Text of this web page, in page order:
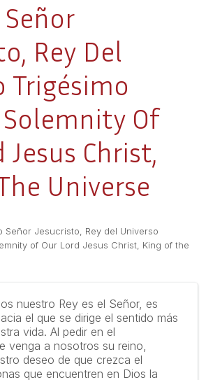
Rey Del
Trigésimo
Of
Jesus Christ,
Universe
Señor Jesucristo, Rey del Universo
of Our Lord Jesus Christ, King of the
nuestro Rey es el Señor, es
el que se dirige el sentido más
vida. Al pedir en el
venga a nosotros su reino,
deseo de que crezca el
que encuentren en Dios la